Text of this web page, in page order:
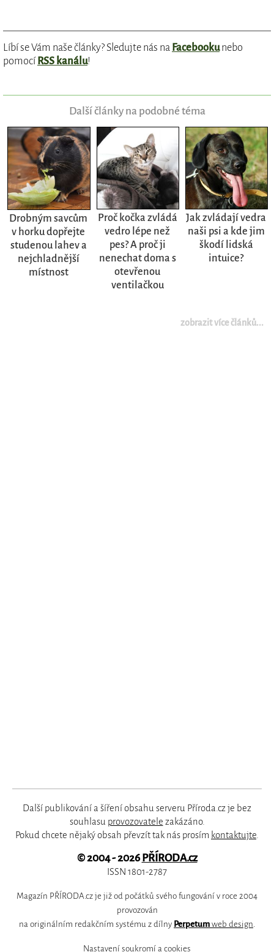
Líbí se Vám naše články? Sledujte nás na Facebookunebo
pomocíRSS kanálu!
Další články na podobné téma
Drobným savcům
v horku dopřejte
studenou lahev a
nejchladnější
místnost
Proč kočka zvládá
vedro lépe než
pes? A proč ji
nenechat doma s
otevřenou
ventilačkou
Jak zvládají vedra
naši psi a kde jim
škodí lidská
intuice?
zobrazit více článků...
Další publikování a šíření obsahu serveru Příroda.cz je bez
souhlasu provozovatele zakázáno.
Pokud chcete nějaký obsah převzít tak nás prosím kontaktujte
© 2004 - 2026PŘÍRODA.cz
ISSN 1801-2787
Magazín PŘÍRODA.cz je již od počátků svého fungování v roce 2004
provozován
na originálním redakčním systému z dílny Perpetum web design.
Nastavení soukromí a cookies